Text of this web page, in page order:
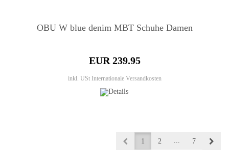
OBU W blue denim MBT Schuhe Damen
EUR 239.95
inkl. USt Internationale Versandkosten
1 2 ... 7